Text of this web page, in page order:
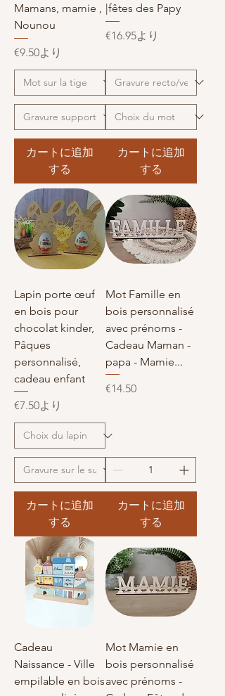
Mamans, mamie ,
Nounou
€9.50より
セール価格
カートに追加
する
|fêtes des Papy
€16.95より
セール価格
カートに追加
する
Lapin porte œuf
en bois pour
chocolat kinder,
Pâques
personnalisé,
cadeau enfant
€7.50より
セール価格
カートに追加
する
Mot Famille en
bois personnalisé
avec prénoms -
Cadeau Maman -
papa - Mamie...
価格
€14.50
カートに追加
する
Cadeau
Naissance - Ville
empilable en bois
Mot Mamie en
bois personnalisé
avec prénoms -